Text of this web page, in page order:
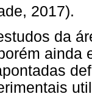
2017).
da
ainda